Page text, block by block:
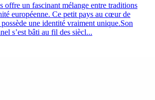
offre un fascinant mélange entre traditions
européenne. Ce petit pays au cœur de
une identité vraiment unique.Son
s’est bâti au fil des siècl...